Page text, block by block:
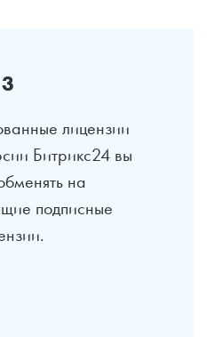
3
лицензии
Битрикс24 вы
на
подписные